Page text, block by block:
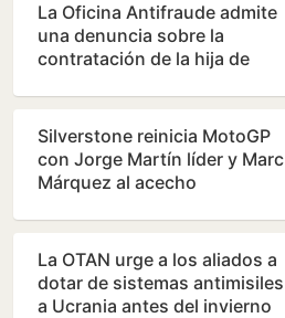
La Oficina Antifraude admite
una denuncia sobre la
contratación de la hija de
Silverstone reinicia MotoGP
con Jorge Martín líder y Marc
Márquez al acecho
La OTAN urge a los aliados a
dotar de sistemas antimisiles
a Ucrania antes del invierno